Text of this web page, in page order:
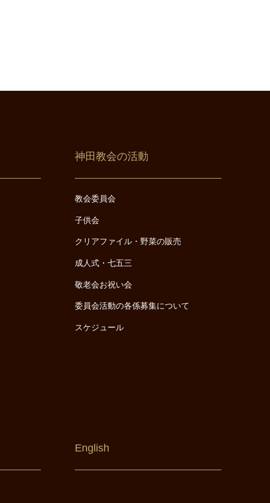
神田教会の活動
教会委員会
子供会
クリアファイル・野菜の販売
成人式・七五三
敬老会お祝い会
委員会活動の各係募集について
スケジュール
English